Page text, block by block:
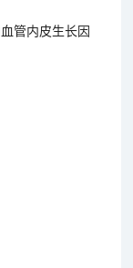
管内皮生长因